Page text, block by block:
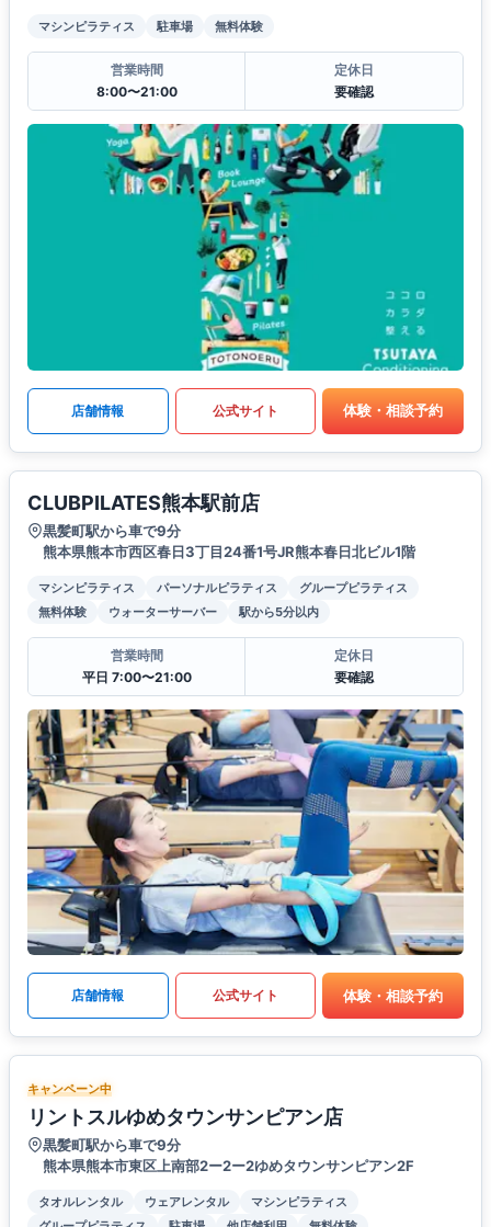
マシンピラティス 駐車場 無料体験
営業時間
8:00〜21:00
定休日
要確認
店舗情報 公式サイト 体験・相談予約
CLUBPILATES熊本駅前店
黒髪町駅から車で9分
熊本県熊本市西区春日3丁目24番1号JR熊本春日北ビル1階
マシンピラティス パーソナルピラティス
グループピラティス
無料体験
ウォーターサーバー 駅から5分以内
営業時間
平日 7:00〜21:00
定休日
要確認
店舗情報 公式サイト 体験・相談予約
キャンペーン中
リントスルゆめタウンサンピアン店
黒髪町駅から車で9分
熊本県熊本市東区上南部2ー2ー2ゆめタウンサンピアン2F
タオルレンタル ウェアレンタル
マシンピラティス